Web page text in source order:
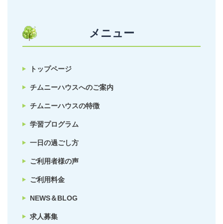
メニュー
トップページ
チムニーハウスへのご案内
チムニーハウスの特徴
学習プログラム
一日の過ごし方
ご利用者様の声
ご利用料金
NEWS＆BLOG
求人募集